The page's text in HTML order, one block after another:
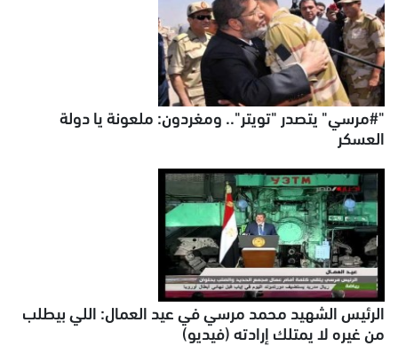
"#مرسي" يتصدر "تويتر".. ومغردون: ملعونة يا دولة
العسكر
الرئيس الشهيد محمد مرسي في عيد العمال: اللي بيطلب
من غيره لا يمتلك إرادته (فيديو)